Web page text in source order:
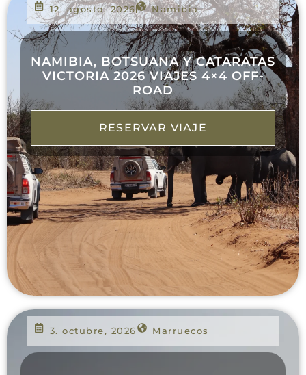
12. agosto, 2026 Namibia
NAMIBIA, BOTSUANA Y CATARATAS
VICTORIA 2026 VIAJES 4×4 OFF-
ROAD
RESERVAR VIAJE
3. octubre, 2026 Marruecos